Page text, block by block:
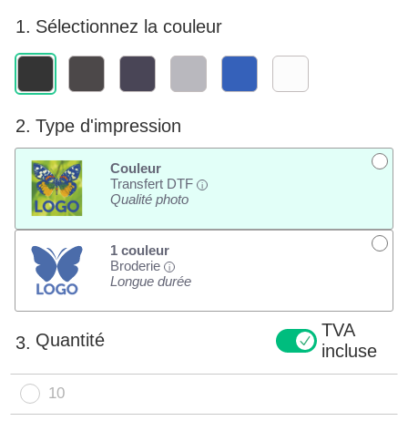
1. Sélectionnez la couleur
2. Type d'impression
Couleur
Transfert DTF
i
Qualité photo
1 couleur
Broderie
i
Longue durée
3. Quantité
TVA
incluse
10